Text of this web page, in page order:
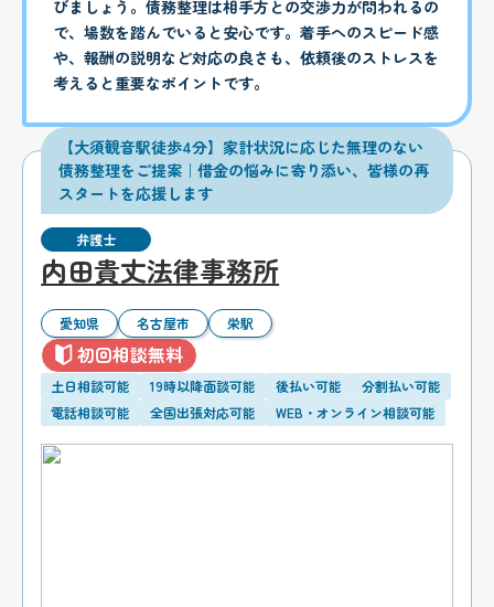
びましょう。債務整理は相手方との交渉力が問われるの
で、場数を踏んでいると安心です。着手へのスピード感
や、報酬の説明など対応の良さも、依頼後のストレスを
考えると重要なポイントです。
【大須観音駅徒歩4分】家計状況に応じた無理のない
債務整理をご提案｜借金の悩みに寄り添い、皆様の再
スタートを応援します
弁護士
内田貴丈法律事務所
愛知県 名古屋市 栄駅
初回相談無料
土日相談可能 19時以降面談可能 後払い可能
分割払い可能
電話相談可能
全国出張対応可能 WEB・オンライン相談可能